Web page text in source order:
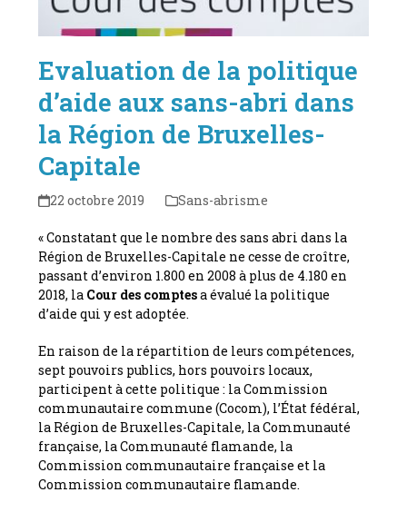
Evaluation de la politique
d’aide aux sans-abri dans
la Région de Bruxelles-
Capitale
22 octobre 2019 Sans-abrisme
« Constatant que le nombre des sans abri dans la
Région de Bruxelles-Capitale ne cesse de croître,
passant d’environ 1.800 en 2008 à plus de 4.180 en
2018, la Cour des comptesa évalué la politique
d’aide qui y est adoptée.
En raison de la répartition de leurs compétences,
sept pouvoirs publics, hors pouvoirs locaux,
participent à cette politique : la Commission
communautaire commune (Cocom), l’État fédéral,
la Région de Bruxelles-Capitale, la Communauté
française, la Communauté flamande, la
Commission communautaire française et la
Commission communautaire flamande.